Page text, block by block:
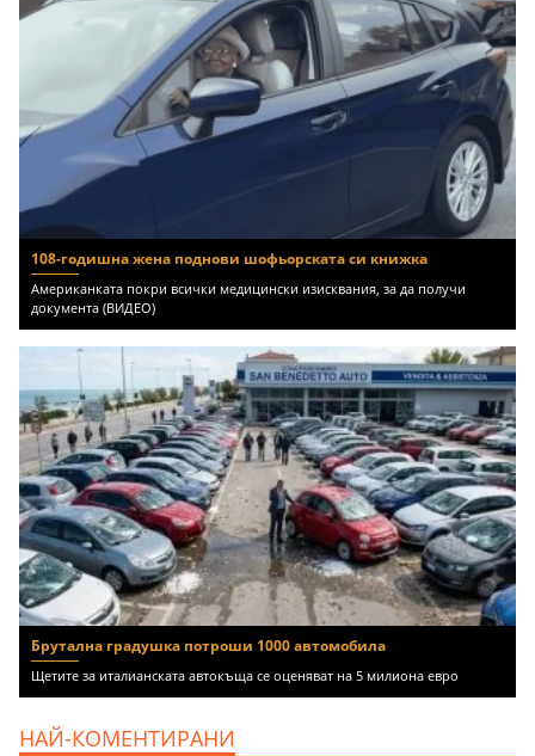
108-годишна жена поднови шофьорската си книжка
Американката покри всички медицински изисквания, за да получи
документа (ВИДЕО)
Брутална градушка потроши 1000 автомобила
Щетите за италианската автокъща се оценяват на 5 милиона евро
НАЙ-КОМЕНТИРАНИ